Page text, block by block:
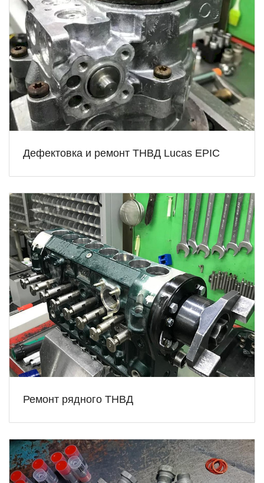
Дефектовка и ремонт ТНВД Lucas EPIC
Ремонт рядного ТНВД